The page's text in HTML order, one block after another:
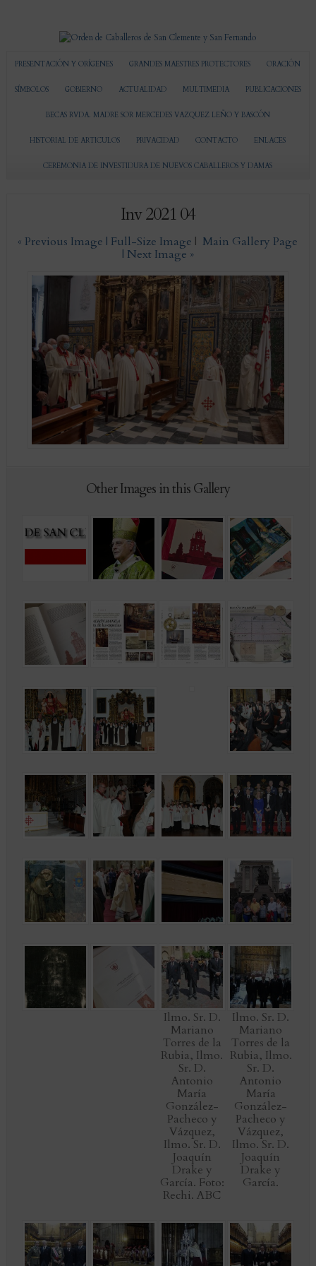
PRESENTACIÓN Y ORÍGENES GRANDES MAESTRES PROTECTORES ORACIÓN
SÍMBOLOS GOBIERNO ACTUALIDAD MULTIMEDIA PUBLICACIONES
BECAS RVDA. MADRE SOR MERCEDES VAZQUEZ LEÑO Y BASCÓN
HISTORIAL DE ARTICULOS PRIVACIDAD CONTACTO ENLACES
CEREMONIA DE INVESTIDURA DE NUEVOS CABALLEROS Y DAMAS
Inv 2021 04
« Previous Image | Full-Size Image | Main Gallery Page
| Next Image »
Other Images in this Gallery
Ilmo. Sr. D.
Mariano
Torres de la
Rubia, Ilmo.
Sr. D.
Antonio
María
González-
Pacheco y
Vázquez,
Ilmo. Sr. D.
Joaquín
Drake y
García. Foto:
Rechi. ABC
Ilmo. Sr. D.
Mariano
Torres de la
Rubia, Ilmo.
Sr. D.
Antonio
María
González-
Pacheco y
Vázquez,
Ilmo. Sr. D.
Joaquín
Drake y
García.